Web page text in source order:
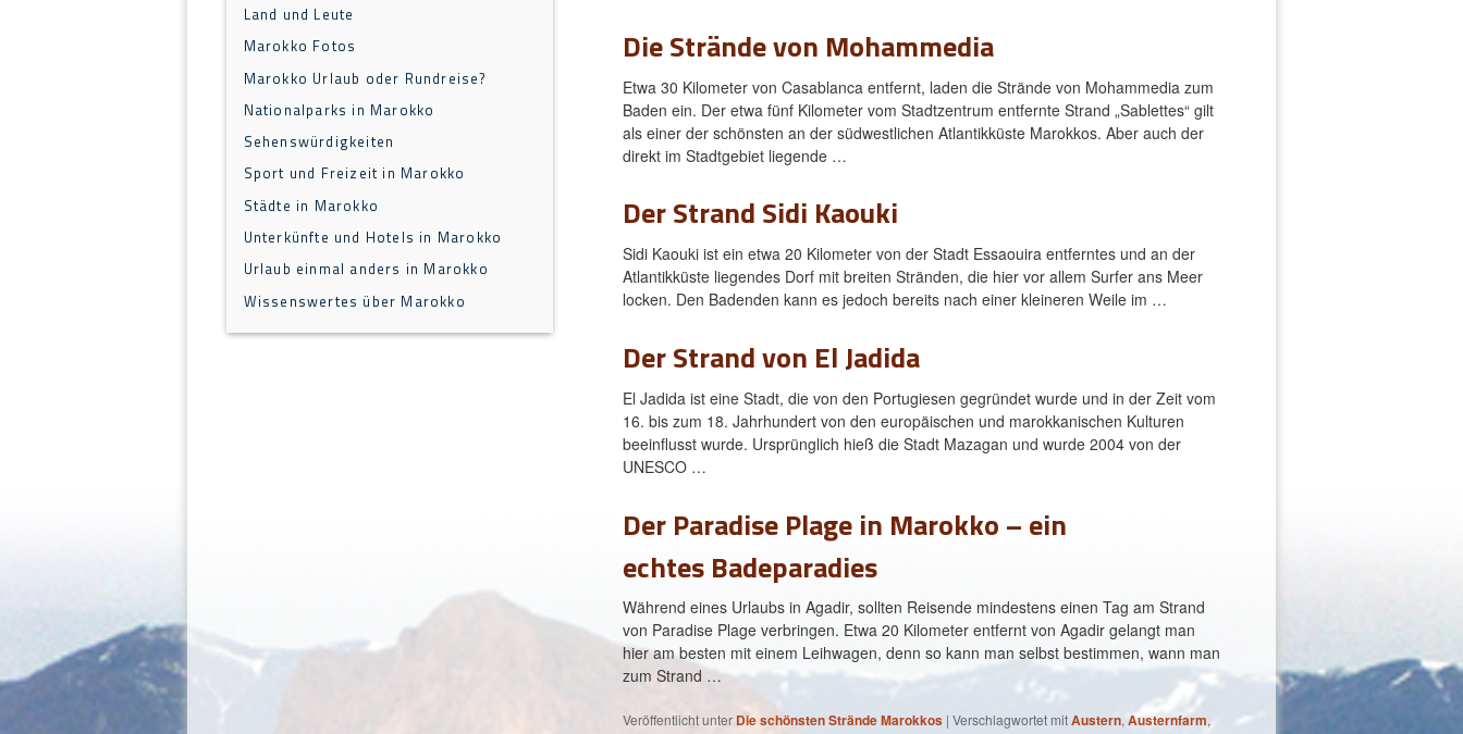
Die Strände von Mohammedia
Etwa 30 Kilometer von Casablanca entfernt, laden die Strände von Mohammedia zum
Baden ein. Der etwa fünf Kilometer vom Stadtzentrum entfernte Strand „Sablettes“ gilt
als einer der schönsten an der südwestlichen Atlantikküste Marokkos. Aber auch der
direkt im Stadtgebiet liegende …
Der Strand Sidi Kaouki
Sidi Kaouki ist ein etwa 20 Kilometer von der Stadt Essaouira entferntes und an der
Atlantikküste liegendes Dorf mit breiten Stränden, die hier vor allem Surfer ans Meer
locken. Den Badenden kann es jedoch bereits nach einer kleineren Weile im …
Der Strand von El Jadida
El Jadida ist eine Stadt, die von den Portugiesen gegründet wurde und in der Zeit vom
16. bis zum 18. Jahrhundert von den europäischen und marokkanischen Kulturen
beeinflusst wurde. Ursprünglich hieß die Stadt Mazagan und wurde 2004 von der
UNESCO …
Der Paradise Plage in Marokko – ein
echtes Badeparadies
Während eines Urlaubs in Agadir, sollten Reisende mindestens einen Tag am Strand
von Paradise Plage verbringen. Etwa 20 Kilometer entfernt von Agadir gelangt man
hier am besten mit einem Leihwagen, denn so kann man selbst bestimmen, wann man
zum Strand …
Veröffentlicht unter Die schönsten Strände Marokkos | Verschlagwortet mitAustern, Austernfarm,
Land und Leute
Marokko Fotos
Marokko Urlaub oder Rundreise?
Nationalparks in Marokko
Sehenswürdigkeiten
Sport und Freizeit in Marokko
Städte in Marokko
Unterkünfte und Hotels in Marokko
Urlaub einmal anders in Marokko
Wissenswertes über Marokko